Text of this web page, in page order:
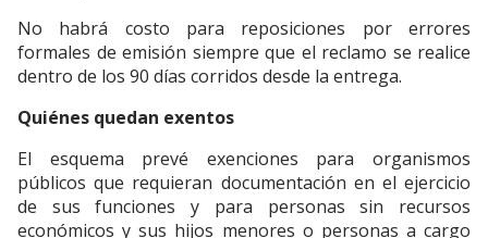
No habrá costo para reposiciones por errores
formales de emisión siempre que el reclamo se realice
dentro de los 90 días corridos desde la entrega.
Quiénes quedan exentos
El esquema prevé exenciones para organismos
públicos que requieran documentación en el ejercicio
de sus funciones y para personas sin recursos
económicos y sus hijos menores o personas a cargo